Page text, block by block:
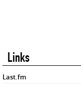
Links
Last.fm